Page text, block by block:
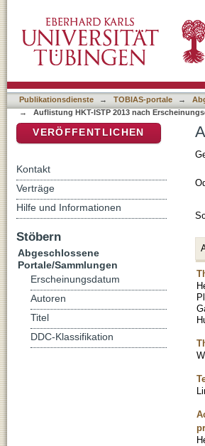
Publikationsdienste → TOBIAS-portale →
→
Auflistung HKT-ISTP 2013 nach
VERÖFFENTLICHEN
Kontakt
Verträge
Hilfe und Informationen
Stöbern
Abgeschlossene
Portale/Sammlungen
Erscheinungsdatum
Autoren
Titel
DDC-Klassifikation